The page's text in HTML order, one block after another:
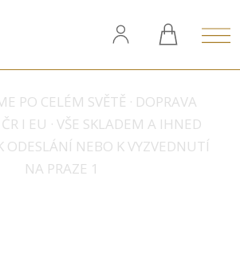
PO CELÉM SVĚTĚ · DOPRAVA
I EU · VŠE SKLADEM A IHNED
ODESLÁNÍ NEBO K VYZVEDNUTÍ
NA PRAZE 1